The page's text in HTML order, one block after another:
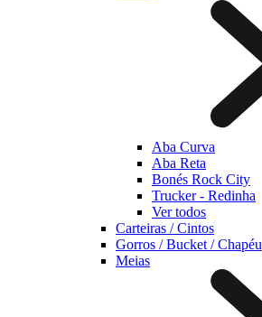
Aba Curva
Aba Reta
Bonés Rock City
Trucker - Redinha
Ver todos
Carteiras / Cintos
Gorros / Bucket / Chapéu
Meias